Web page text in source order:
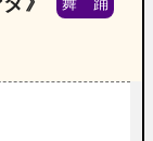
舞 踊